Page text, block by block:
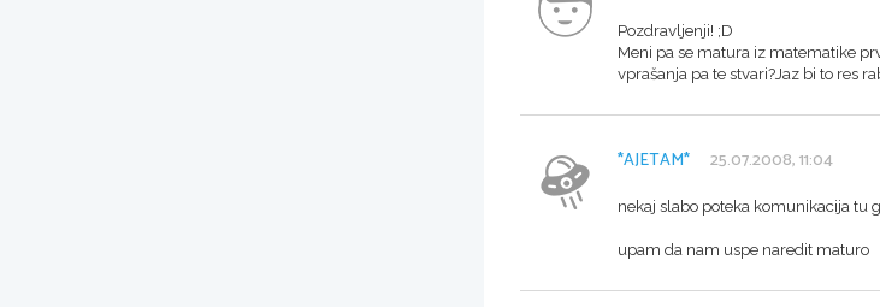
Pozdravljenji! ;D
Meni pa se matura iz matematike
vprašanja pa te stvari?Jaz bi to res
*AJETAM* 25.07.2008, 11:04
nekaj slabo poteka komunikacija tu
upam da nam uspe naredit maturo